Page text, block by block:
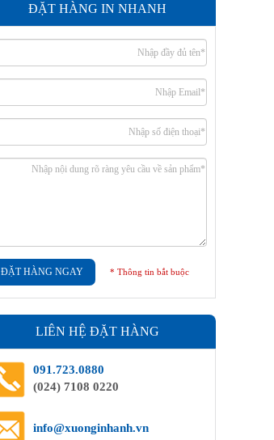
ĐẶT HÀNG IN NHANH
ĐẶT HÀNG NGAY * Thông tin bắt buộc
LIÊN HỆ ĐẶT HÀNG
091.723.0880
(024) 7108 0220
info@xuonginhanh.vn